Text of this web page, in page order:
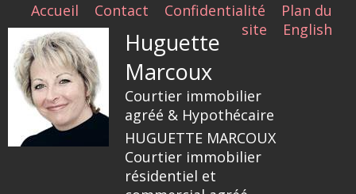
Accueil Contact Confidentialité
Plan du
site
English
Huguette
Marcoux
Courtier immobilier
agréé & Hypothécaire
HUGUETTE MARCOUX
Courtier immobilier
résidentiel et